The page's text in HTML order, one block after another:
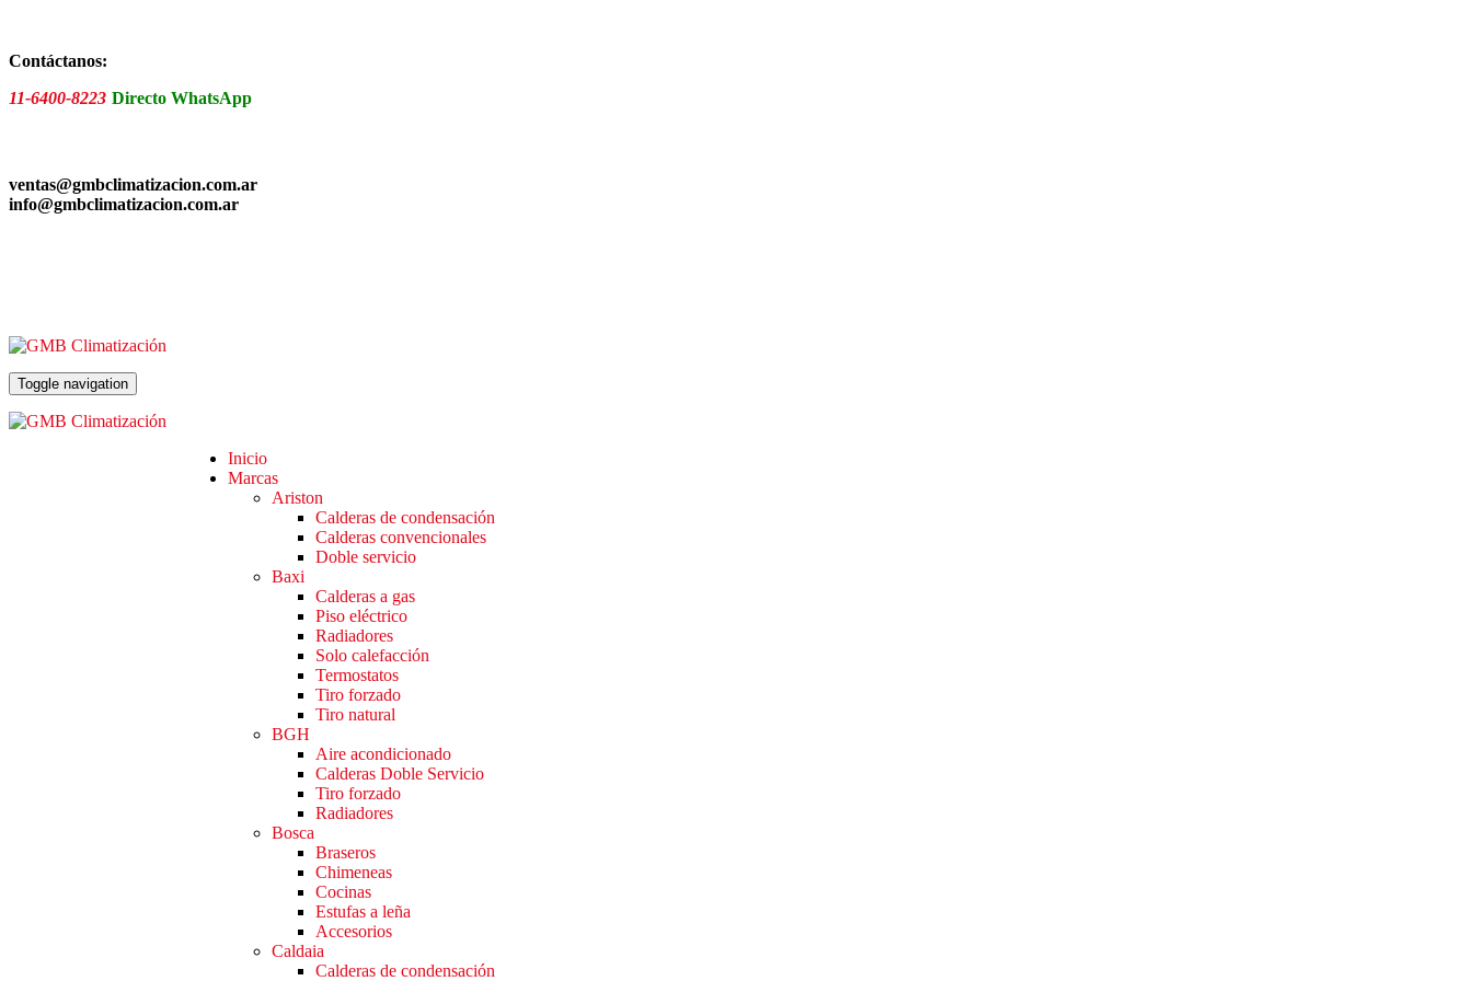
the
Contáctanos:
11-6400-8223 Directo WhatsApp
ventas@gmbclimatizacion.com.ar
info@gmbclimatizacion.com.ar
Toggle navigation
Inicio
Marcas
Ariston
Calderas de condensación
Calderas convencionales
Doble servicio
Baxi
Calderas a gas
Piso eléctrico
Radiadores
Solo calefacción
Termostatos
Tiro forzado
Tiro natural
BGH
Aire acondicionado
Calderas Doble Servicio
Tiro forzado
Radiadores
Bosca
Braseros
Chimeneas
Cocinas
Estufas a leña
Accesorios
Caldaia
Calderas de condensación